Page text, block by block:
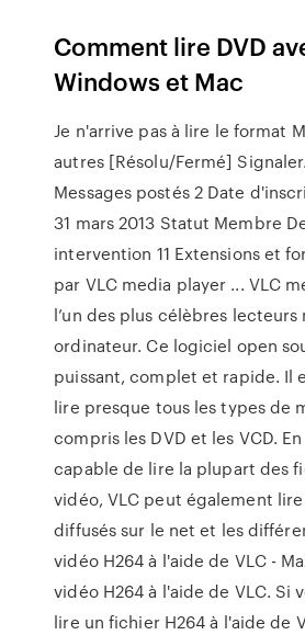
Comment lire DVD
Windows et Mac
Je n'arrive pas à lire le format
autres [Résolu/Fermé]
Messages postés 2 Date
31 mars 2013 Statut Membre
intervention 11 Extensions et
par VLC media player ... VLC
l’un des plus célèbres
ordinateur. Ce logiciel open
puissant, complet et rapide. Il
lire presque tous les types de
compris les DVD et les VCD.
capable de lire la plupart des
vidéo, VLC peut également
diffusés sur le net et les
vidéo H264 à l'aide de VLC -
vidéo H264 à l'aide de VLC. Si
lire un fichier H264 à l'aide de